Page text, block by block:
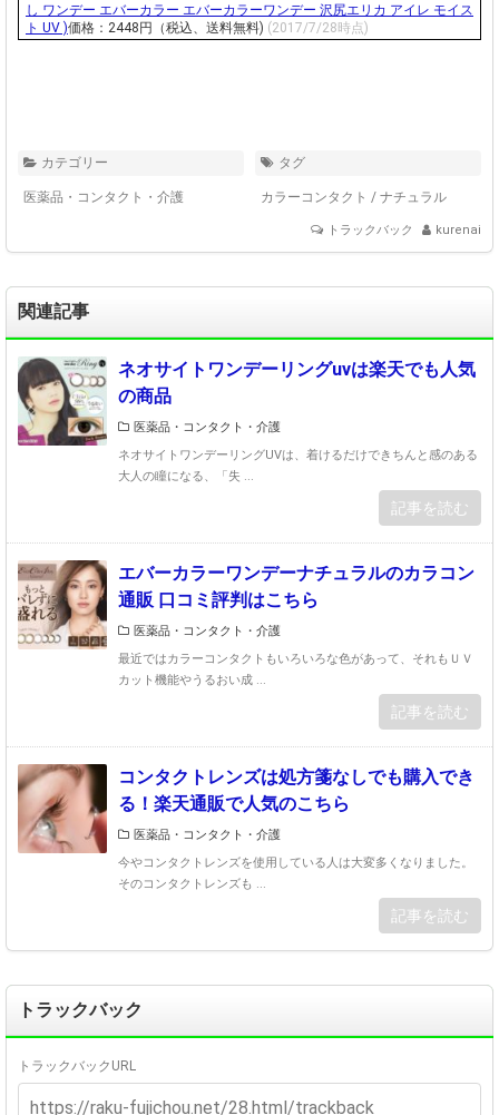
し ワンデー エバーカラー エバーカラーワンデー 沢尻エリカ アイレ モイス
ト UV )価格：2448円（税込、送料無料) (2017/7/28時点)
カテゴリー
医薬品・コンタクト・介護
タグ
カラーコンタクト / ナチュラル
トラックバック kurenai
関連記事
ネオサイトワンデーリングuvは楽天でも人気
の商品
医薬品・コンタクト・介護
ネオサイトワンデーリングUVは、着けるだけできちんと感のある
大人の瞳になる、「失 ...
記事を読む
エバーカラーワンデーナチュラルのカラコン
通販 口コミ評判はこちら
医薬品・コンタクト・介護
最近ではカラーコンタクトもいろいろな色があって、それもＵＶ
カット機能やうるおい成 ...
記事を読む
コンタクトレンズは処方箋なしでも購入でき
る！楽天通販で人気のこちら
医薬品・コンタクト・介護
今やコンタクトレンズを使用している人は大変多くなりました。
そのコンタクトレンズも ...
記事を読む
トラックバック
トラックバックURL